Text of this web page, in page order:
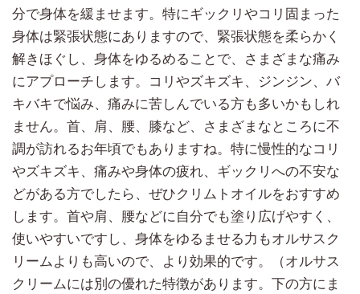
分で身体を緩ませます。特にギックリやコリ固まった
身体は緊張状態にありますので、緊張状態を柔らかく
解きほぐし、身体をゆるめることで、さまざまな痛み
にアプローチします。コリやズキズキ、ジンジン、バ
キバキで悩み、痛みに苦しんでいる方も多いかもしれ
ません。首、肩、腰、膝など、さまざまなところに不
調が訪れるお年頃でもありますね。特に慢性的なコリ
やズキズキ、痛みや身体の疲れ、ギックリへの不安な
どがある方でしたら、ぜひクリムトオイルをおすすめ
します。首や肩、腰などに自分でも塗り広げやすく、
使いやすいですし、身体をゆるませる力もオルサスク
リームよりも高いので、より効果的です。（オルサス
クリームには別の優れた特徴があります。下の方にま